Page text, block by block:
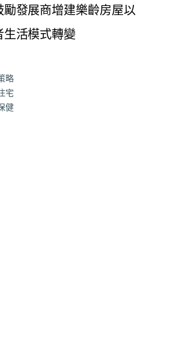
勵發展商增建樂齡房屋以
生活模式轉變
略
宅
健